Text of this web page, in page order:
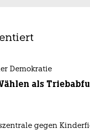
Demokratie
als
gegen